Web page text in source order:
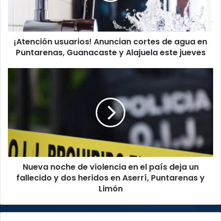
Puntarenas,
Guanacaste
Alajuela
¡Atención usuarios! Anuncian cortes de agua en
Puntarenas, Guanacaste y Alajuela este jueves
el
deja
un
fallecido
en
Nueva noche de violencia en el país deja un
fallecido y dos heridos en Aserrí, Puntarenas y
Limón